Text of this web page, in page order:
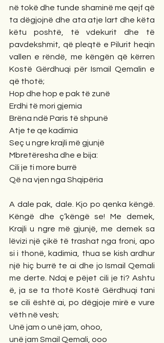
në tokë dhe tunde shaminë me qejf që
ta dëgjojnë dhe ata atje lart dhe këta
këtu poshtë, të vdekurit dhe të
pavdekshmit, që pleqtë e Pilurit heqin
vallen e rëndë, me këngën që kërren
Kostë Gërdhuqi për Ismail Qemalin e
që thotë;
Hop dhe hop e pak të zunë
Erdhi të mori gjemia
Brëna ndë Paris të shpunë
Atje te qe kadimia
Seç u ngre krajli më gjunjë
Mbretëresha dhe e bija:
Cili je ti more burrë
Që na vjen nga Shqipëria
A dale pak, dale. Kjo po qenka këngë.
Këngë dhe ç’këngë se! Me demek,
Krajli u ngre më gjunjë, me demek sa
lëvizi një çikë të trashat nga froni, apo
si i thonë, kadimia, thua se kish ardhur
një hiç burrë te ai dhe jo Ismail Qemali
me derte. Ndaj e pëjet cili je ti? Ashtu
ë, ja se ta thotë Kostë Gërdhuqi tani
se cili është ai, po dëgjoje mirë e vure
vëth në vesh;
Unë jam o unë jam, ohoo,
unë jam Smail Qemali, ooo